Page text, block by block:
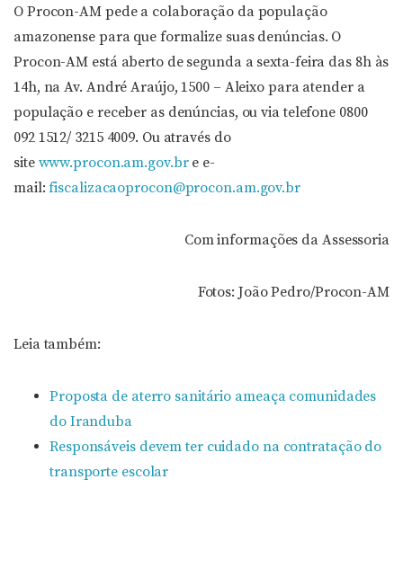
O Procon-AM pede a colaboração da população
amazonense para que formalize suas denúncias. O
Procon-AM está aberto de segunda a sexta-feira das 8h às
14h, na Av. André Araújo, 1500 – Aleixo para atender a
população e receber as denúncias, ou via telefone 0800
092 1512/ 3215 4009. Ou através do
sitewww.procon.am.gov.bre e-
mail:fiscalizacaoprocon@procon.am.gov.br
Com informações da Assessoria
Fotos: João Pedro/Procon-AM
Leia também:
Proposta de aterro sanitário ameaça comunidades
do Iranduba
Responsáveis devem ter cuidado na contratação do
transporte escolar